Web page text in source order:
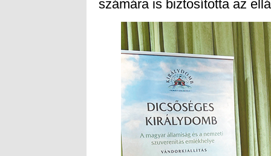
számára is biztosította az